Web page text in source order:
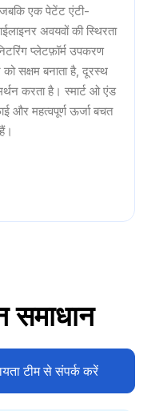
जबकि एक पेटेंट एंटी-
अवयवों की स्थिरता
प्लेटफ़ॉर्म उपकरण
सक्षम बनाता है, दूरस्थ
करता है। स्मार्ट ओ एंड
और महत्वपूर्ण ऊर्जा बचत
टीम से संपर्क करें